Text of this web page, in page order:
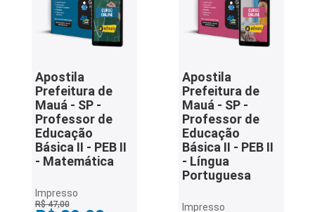
Apostila
Prefeitura de
Mauá - SP -
Professor de
Educação
Básica II - PEB II
- Matemática
Impresso
R$ 47,00
Apostila
Prefeitura de
Mauá - SP -
Professor de
Educação
Básica II - PEB II
- Língua
Portuguesa
Impresso